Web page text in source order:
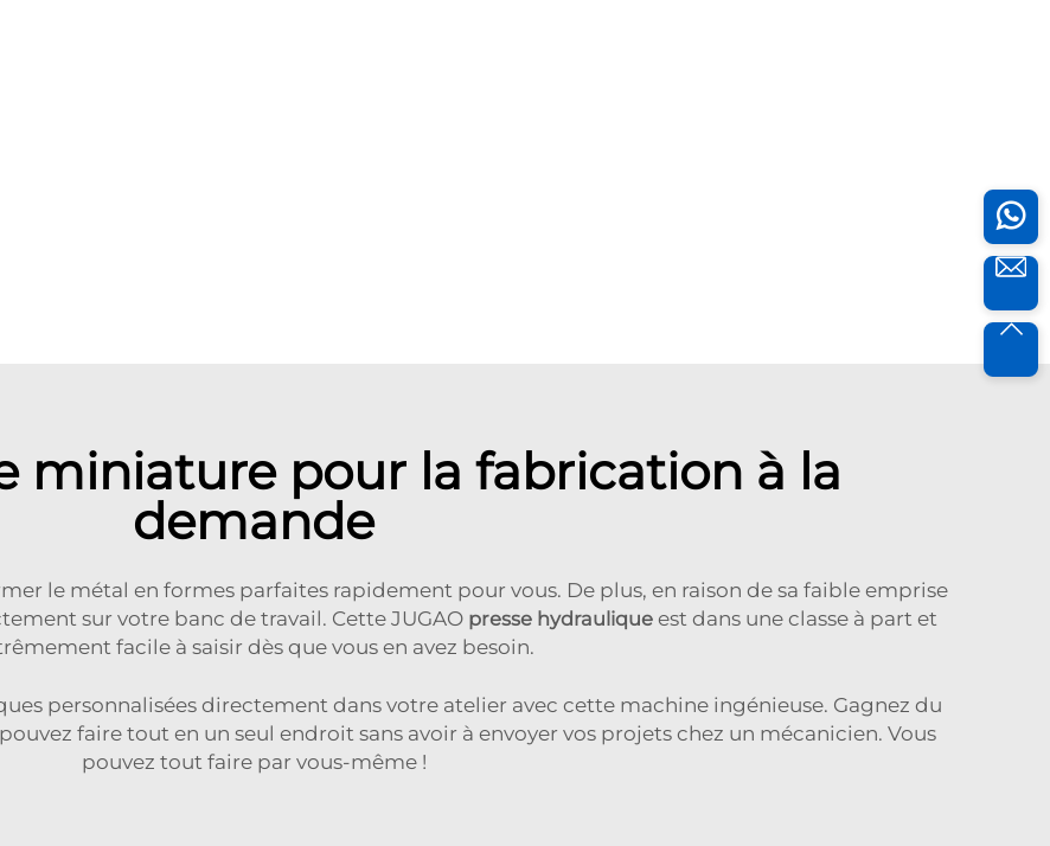
miniature pour la fabrication à la
demande
le métal en formes parfaites rapidement pour vous. De plus, en raison de sa faible emprise
sur votre banc de travail. Cette JUGAO presse hydraulique est dans une classe à part et
facile à saisir dès que vous en avez besoin.
personnalisées directement dans votre atelier avec cette machine ingénieuse. Gagnez du
faire tout en un seul endroit sans avoir à envoyer vos projets chez un mécanicien. Vous
pouvez tout faire par vous-même !